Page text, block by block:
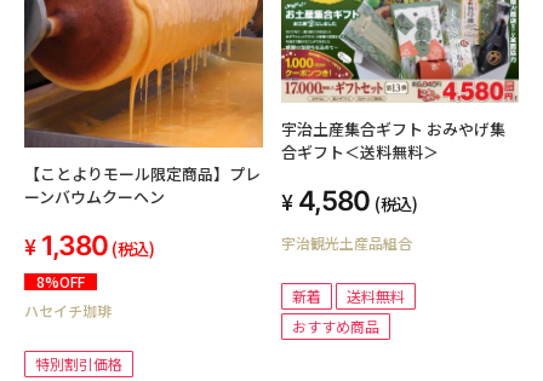
【ことよりモール限定商品】プレ
ーンバウムクーヘン
1,380 (税込)
8%OFF
ハセイチ珈琲
特別割引価格
宇治土産集合ギフト おみやげ集
合ギフト＜送料無料＞
4,580 (税込)
宇治観光土産品組合
新着
送料無料
おすすめ商品